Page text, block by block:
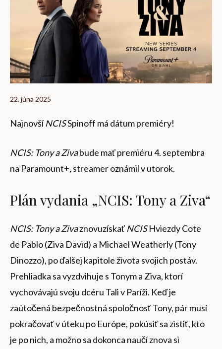
22. júna 2025
NajnovšíNCISSpinoff má dátum premiéry!
NCIS: Tony a Zivabude mať premiéru 4. septembra
na Paramount+, streamer oznámil v utorok.
Plán vydania „NCIS: Tony a Ziva“
NCIS: Tony a Zivaznovuzískať NCISHviezdy Cote
de Pablo (Ziva David) a Michael Weatherly (Tony
Dinozzo), po ďalšej kapitole života svojich postáv.
Prehliadka sa vyzdvihuje s Tonym a Ziva, ktorí
vychovávajú svoju dcéru Tali v Paríži. Keď je
zaútočená bezpečnostná spoločnosť Tony, pár musí
pokračovať v úteku po Európe, pokúsiť sa zistiť, kto
je po nich, a možno sa dokonca naučí znova si